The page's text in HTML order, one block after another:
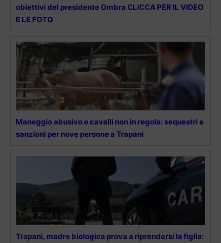
obiettivi del presidente Ombra CLICCA PER IL VIDEO
E LE FOTO
Maneggio abusivo e cavalli non in regola: sequestri e
sanzioni per nove persone a Trapani
Trapani, madre biologica prova a riprendersi la figlia: